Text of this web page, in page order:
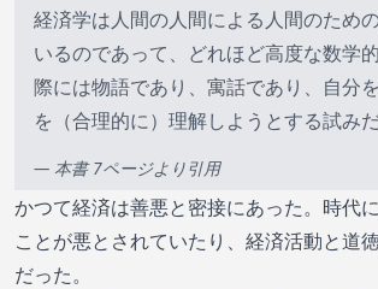
経済学は人間の人間による人間のため
いるのであって、どれほど高度な数学
際には物語であり、寓話であり、自分
を（合理的に）理解しようとする試みだ
— 本書 7ページより引用
かつて経済は善悪と密接にあった。時代
ことが悪とされていたり、経済活動と道
だった。